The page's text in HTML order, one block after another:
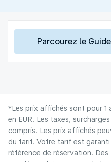
Parcourez le Guide
*Les prix affichés sont pour 1
en EUR. Les taxes,
compris. Les prix affichés
du tarif. Votre tarif est
référence de réservation. Des